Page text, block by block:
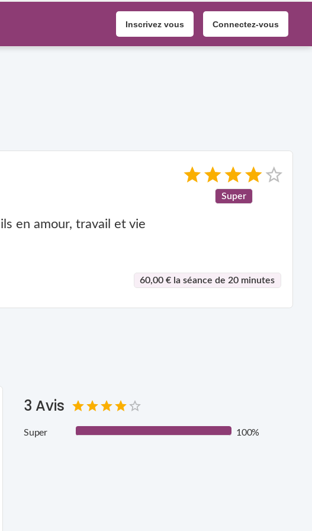
Inscrivez vous Connectez-vous
Super
en amour, travail et vie
60,00 € la séance de 20 minutes
3 Avis
Super 100%